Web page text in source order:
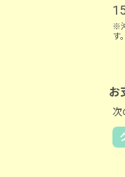
※
す。
お
次